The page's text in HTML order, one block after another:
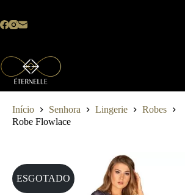
o
Início Senhora Lingerie
Robes
Robe Flowlace
ESGOTADO